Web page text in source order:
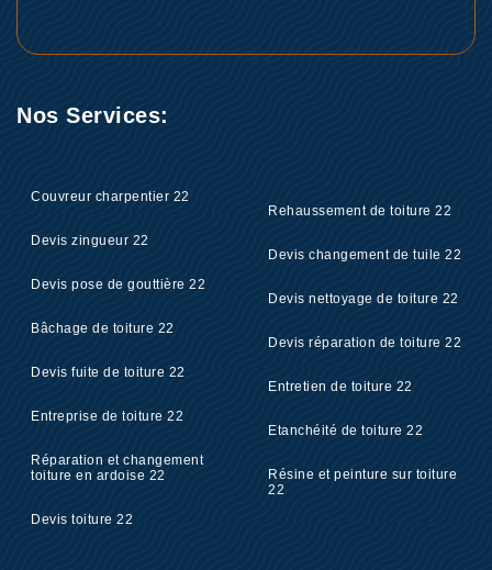
Nos Services:
Couvreur charpentier 22
Devis zingueur 22
Devis pose de gouttière 22
Bâchage de toiture 22
Devis fuite de toiture 22
Entreprise de toiture 22
Réparation et changement
toiture en ardoise 22
Devis toiture 22
Rehaussement de toiture 22
Devis changement de tuile 22
Devis nettoyage de toiture 22
Devis réparation de toiture 22
Entretien de toiture 22
Etanchéité de toiture 22
Résine et peinture sur toiture
22